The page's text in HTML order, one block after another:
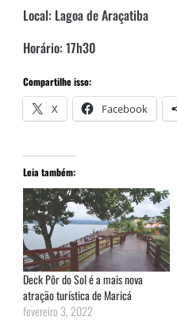
Local: Lagoa de Araçatiba
Horário: 17h30
Compartilhe isso:
X Facebook
Leia também:
Deck Pôr do Sol é a mais nova
atração turística de Maricá
fevereiro 3, 2022